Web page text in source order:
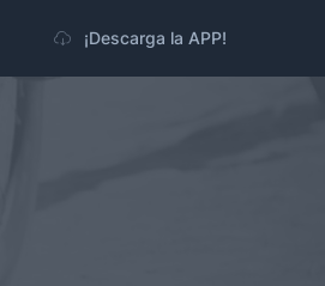
¡Descarga la APP!